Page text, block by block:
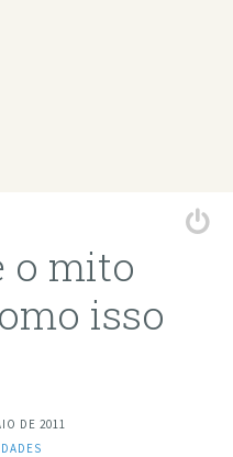
o mito
isso
DE 2011